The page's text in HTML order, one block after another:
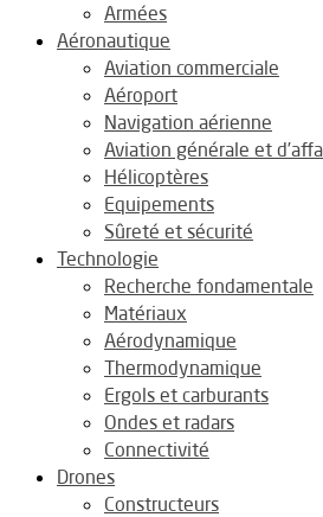
Armées
Aéronautique
Aviation commerciale
Aéroport
Navigation aérienne
Aviation générale et
Hélicoptères
Equipements
Sûreté et sécurité
Technologie
Recherche fondamentale
Matériaux
Aérodynamique
Thermodynamique
Ergols et carburants
Ondes et radars
Connectivité
Drones
Constructeurs